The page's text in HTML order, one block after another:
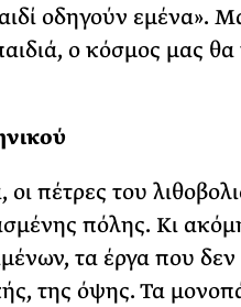
οδηγούν εμένα».
ο κόσμος μας
πέτρες του
πόλης. Κι
τα έργα που
της όψης. Τα